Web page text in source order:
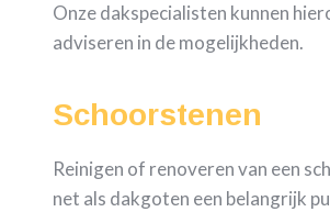
Onze dakspecialisten kunnen
adviseren in de mogelijkheden.
Schoorstenen
Reinigen of renoveren van een
net als dakgoten een belangrijk